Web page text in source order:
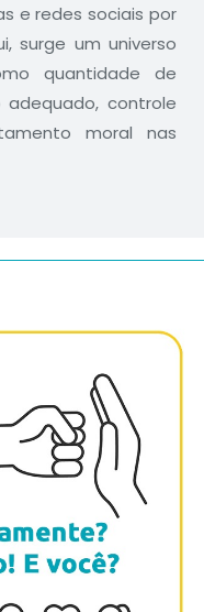
e redes sociais por
surge um universo
quantidade de
controle
moral nas